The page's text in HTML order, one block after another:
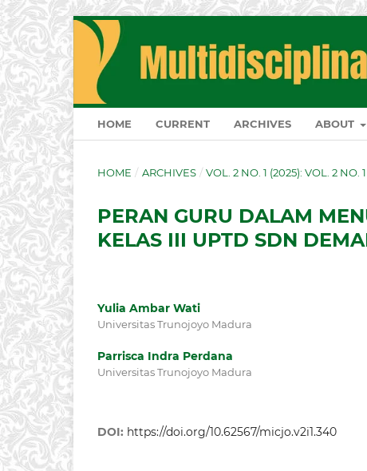
HOME CURRENT ARCHIVES ABOUT
HOME / ARCHIVES / VOL. 2 NO. 1 (2025): VOL. 2 NO.
PERAN GURU DALAM
KELAS III UPTD SDN
Yulia Ambar Wati
Universitas Trunojoyo Madura
Parrisca Indra Perdana
Universitas Trunojoyo Madura
DOI: https://doi.org/10.62567/micjo.v2i1.340